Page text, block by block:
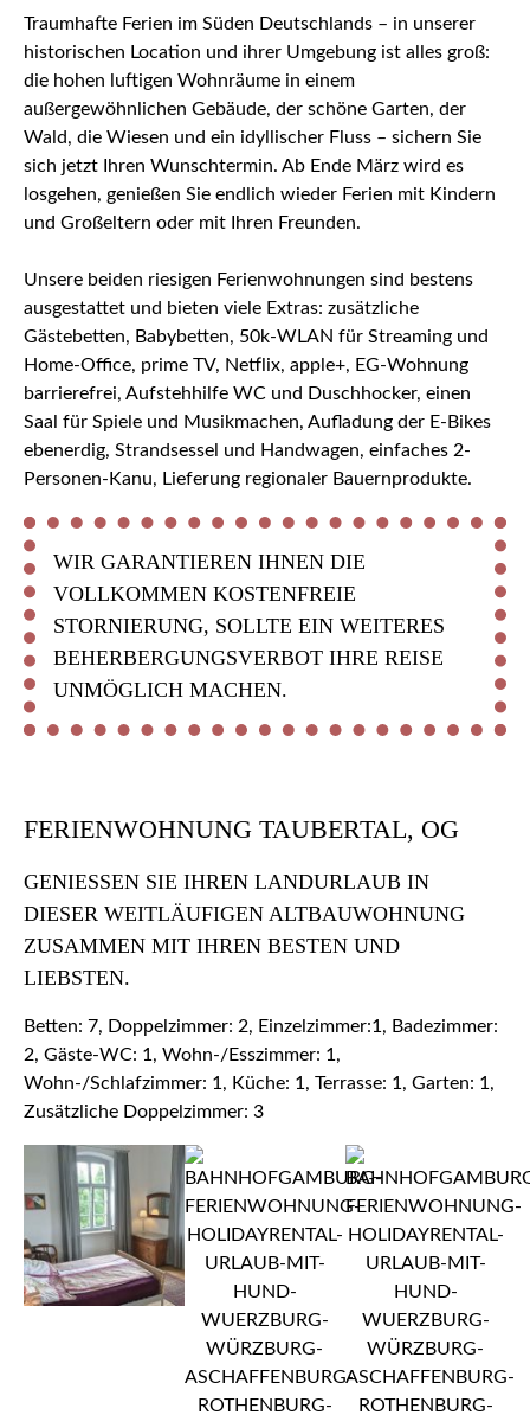
Traumhafte Ferien im Süden Deutschlands – in unserer
historischen Location und ihrer Umgebung ist alles groß:
die hohen luftigen Wohnräume in einem
außergewöhnlichen Gebäude, der schöne Garten, der
Wald, die Wiesen und ein idyllischer Fluss – sichern Sie
sich jetzt Ihren Wunschtermin. Ab Ende März wird es
losgehen, genießen Sie endlich wieder Ferien mit Kindern
und Großeltern oder mit Ihren Freunden.
Unsere beiden riesigen Ferienwohnungen sind bestens
ausgestattet und bieten viele Extras: zusätzliche
Gästebetten, Babybetten, 50k-WLAN für Streaming und
Home-Office, prime TV, Netflix, apple+, EG-Wohnung
barrierefrei, Aufstehhilfe WC und Duschhocker, einen
Saal für Spiele und Musikmachen, Aufladung der E-Bikes
ebenerdig, Strandsessel und Handwagen, einfaches 2-
Personen-Kanu, Lieferung regionaler Bauernprodukte.
WIR GARANTIEREN IHNEN DIE
VOLLKOMMEN KOSTENFREIE
STORNIERUNG, SOLLTE EIN WEITERES
BEHERBERGUNGSVERBOT IHRE REISE
UNMÖGLICH MACHEN.
FERIENWOHNUNG TAUBERTAL, OG
GENIESSEN SIE IHREN LANDURLAUB IN D
IESER WEITLÄUFIGEN ALTBAUWOHNUNG Z
USAMMEN MIT IHREN BESTEN UND L
IEBSTEN.
Betten: 7, Doppelzimmer: 2, Einzelzimmer:1, Badezimmer:
2, Gäste-WC: 1, Wohn-/Esszimmer: 1,
Wohn-/Schlafzimmer: 1, Küche: 1, Terrasse: 1, Garten: 1,
Zusätzliche Doppelzimmer: 3